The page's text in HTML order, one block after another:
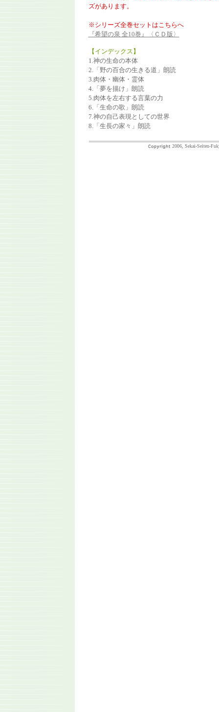
ズがあります。
※シリーズ全巻セットはこちらへ
『希望の泉 全10巻』〈ＣＤ版〉
【インデックス】
1.神の生命の本体
2.「野の百合の生きる道」朗読
3.肉体・幽体・霊体
4.「夢を描け」朗読
5.肉体を左右する言葉の力
6.「生命の歌」朗読
7.神の自己表現としての世界
8.「生長の家々」朗読
2006, Sekai-Seiten-